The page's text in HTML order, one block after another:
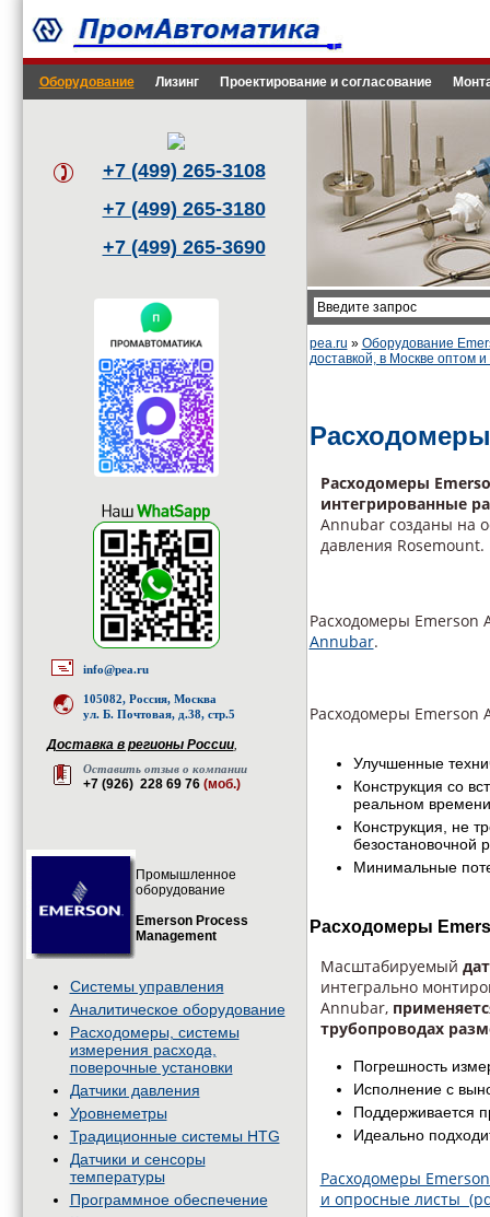
Оборудование Лизинг Проектирование и согласование
+7 (499) 265-3108
+7 (499) 265-3180
+7 (499) 265-3690
info@pea.ru
105082, Россия, Москва
ул. Б. Почтовая, д.38, стр.5
Доставка в регионы России,
Оставить отзыв о компании
+7 (926) 228 69 76 (моб.)
Промышленное
оборудование
Emerson Process
Management
Системы управления
Аналитическое оборудование
Расходомеры, системы
измерения расхода,
поверочные установки
Датчики давления
Уровнеметры
Традиционные системы HTG
Датчики и сенсоры
температуры
Программное обеспечение
pea.ru » Оборудование
доставкой, в Москве оптом и
Расходомеры
интегрированные
Annubar созданы на
давления Rosemount.
Расходомеры
Annubar.
Расходомеры Emerson
Улучшенные
Конструкция со
реальном времени
Конструкция, не
безостановочной
Минимальные
Расходомеры
Масштабируемый
интегрально
Annubar,
трубопроводах
Погрешность
Исполнение с
Поддерживается
Идеально
Расходомеры
и опросные листы